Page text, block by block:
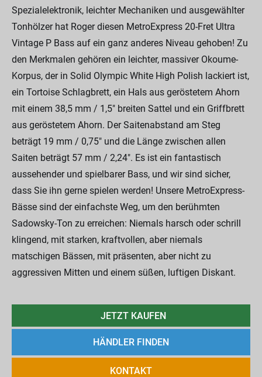
Spezialelektronik, leichter Mechaniken und ausgewählter
Tonhölzer hat Roger diesen MetroExpress 20-Fret Ultra
Vintage P Bass auf ein ganz anderes Niveau gehoben! Zu
den Merkmalen gehören ein leichter, massiver Okoume-
Korpus, der in Solid Olympic White High Polish lackiert ist,
ein Tortoise Schlagbrett, ein Hals aus geröstetem Ahorn
mit einem 38,5 mm / 1,5" breiten Sattel und ein Griffbrett
aus geröstetem Ahorn. Der Saitenabstand am Steg
beträgt 19 mm / 0,75" und die Länge zwischen allen
Saiten beträgt 57 mm / 2,24". Es ist ein fantastisch
aussehender und spielbarer Bass, und wir sind sicher,
dass Sie ihn gerne spielen werden! Unsere MetroExpress-
Bässe sind der einfachste Weg, um den berühmten
Sadowsky-Ton zu erreichen: Niemals harsch oder schrill
klingend, mit starken, kraftvollen, aber niemals
matschigen Bässen, mit präsenten, aber nicht zu
aggressiven Mitten und einem süßen, luftigen Diskant.
JETZT KAUFEN
HÄNDLER FINDEN
KONTAKT